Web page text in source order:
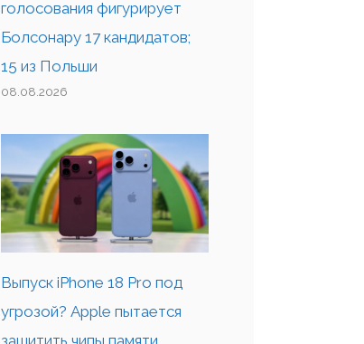
голосования фигурирует
Болсонару 17 кандидатов;
15 из Польши
08.08.2026
Выпуск iPhone 18 Pro под
угрозой? Apple пытается